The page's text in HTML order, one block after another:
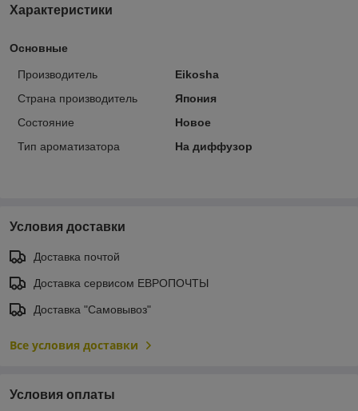
Характеристики
Основные
Производитель
Eikosha
Страна производитель
Япония
Состояние
Новое
Тип ароматизатора
На диффузор
Условия доставки
Доставка почтой
Доставка сервисом ЕВРОПОЧТЫ
Доставка "Самовывоз"
Все условия доставки
Условия оплаты